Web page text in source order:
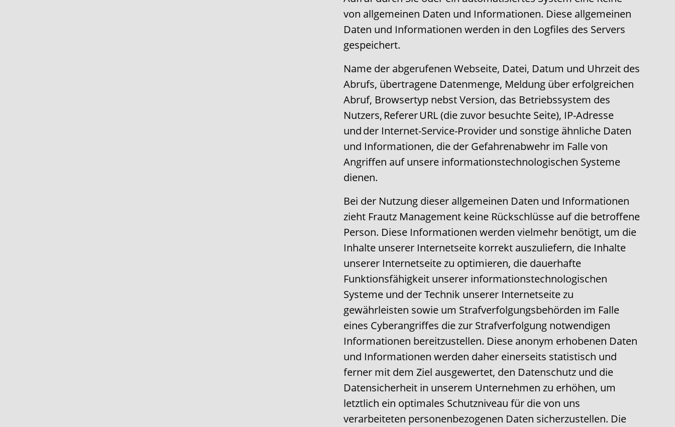
von allgemeinen Daten und Informationen. Diese allgemeinen
Daten und Informationen werden in den Logfiles des Servers
gespeichert.
Name der abgerufenen Webseite, Datei, Datum und Uhrzeit des
Abrufs, übertragene Datenmenge, Meldung über erfolgreichen
Abruf, Browsertyp nebst Version, das Betriebssystem des
Nutzers, Referer URL (die zuvor besuchte Seite), IP-Adresse
und der Internet-Service-Provider und sonstige ähnliche Daten
und Informationen, die der Gefahrenabwehr im Falle von
Angriffen auf unsere informationstechnologischen Systeme
dienen.
Bei der Nutzung dieser allgemeinen Daten und Informationen
zieht Frautz Management keine Rückschlüsse auf die betroffene
Person. Diese Informationen werden vielmehr benötigt, um die
Inhalte unserer Internetseite korrekt auszuliefern, die Inhalte
unserer Internetseite zu optimieren, die dauerhafte
Funktionsfähigkeit unserer informationstechnologischen
Systeme und der Technik unserer Internetseite zu
gewährleisten sowie um Strafverfolgungsbehörden im Falle
eines Cyberangriffes die zur Strafverfolgung notwendigen
Informationen bereitzustellen. Diese anonym erhobenen Daten
und Informationen werden daher einerseits statistisch und
ferner mit dem Ziel ausgewertet, den Datenschutz und die
Datensicherheit in unserem Unternehmen zu erhöhen, um
letztlich ein optimales Schutzniveau für die von uns
verarbeiteten personenbezogenen Daten sicherzustellen. Die